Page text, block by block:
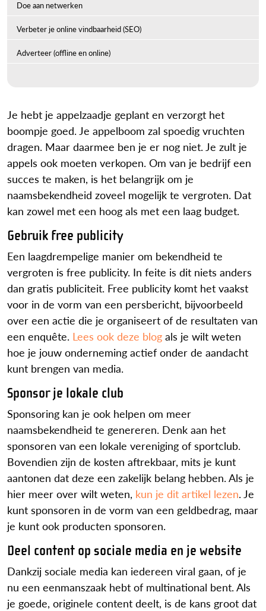
Doe aan netwerken
Verbeter je online vindbaarheid (SEO)
Adverteer (offline en online)
Je hebt je appelzaadje geplant en verzorgt het
boompje goed. Je appelboom zal spoedig vruchten
dragen. Maar daarmee ben je er nog niet. Je zult je
appels ook moeten verkopen. Om van je bedrijf een
succes te maken, is het belangrijk om je
naamsbekendheid zoveel mogelijk te vergroten. Dat
kan zowel met een hoog als met een laag budget.
Gebruik free publicity
Een laagdrempelige manier om bekendheid te
vergroten is free publicity. In feite is dit niets anders
dan gratis publiciteit. Free publicity komt het vaakst
voor in de vorm van een persbericht, bijvoorbeeld
over een actie die je organiseert of de resultaten van
een enquête. Lees ook deze blog als je wilt weten
hoe je jouw onderneming actief onder de aandacht
kunt brengen van media.
Sponsor je lokale club
Sponsoring kan je ook helpen om meer
naamsbekendheid te genereren. Denk aan het
sponsoren van een lokale vereniging of sportclub.
Bovendien zijn de kosten aftrekbaar, mits je kunt
aantonen dat deze een zakelijk belang hebben. Als je
hier meer over wilt weten, kun je dit artikel lezen. Je
kunt sponsoren in de vorm van een geldbedrag, maar
je kunt ook producten sponsoren.
Deel content op sociale media en je website
Dankzij sociale media kan iedereen viral gaan, of je
nu een eenmanszaak hebt of multinational bent. Als
je goede, originele content deelt, is de kans groot dat